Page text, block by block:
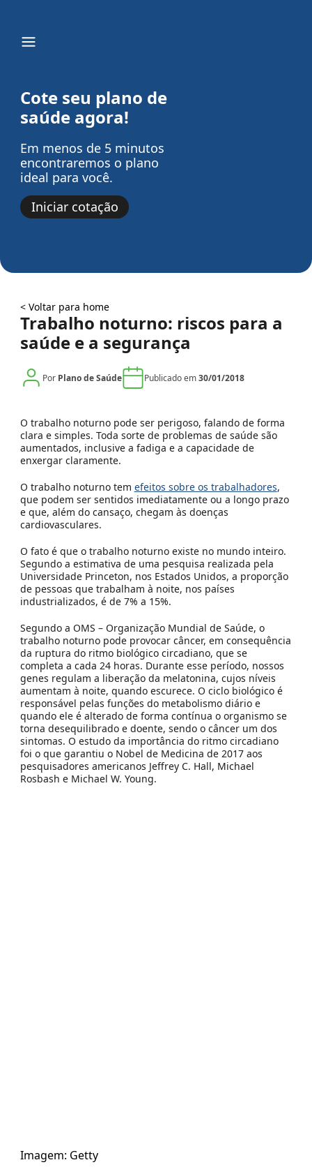
Cote seu plano de
saúde agora!
Em menos de 5 minutos
encontraremos o plano
ideal para você.
Iniciar cotação
< Voltar para home
Trabalho noturno: riscos para a
saúde e a segurança
Por Plano de Saúde Publicado em30/01/2018
O trabalho noturno pode ser perigoso, falando de forma
clara e simples. Toda sorte de problemas de saúde são
aumentados, inclusive a fadiga e a capacidade de
enxergar claramente.
O trabalho noturno tem efeitos sobre os trabalhadores,
que podem ser sentidos imediatamente ou a longo prazo
e que, além do cansaço, chegam às doenças
cardiovasculares.
O fato é que o trabalho noturno existe no mundo inteiro.
Segundo a estimativa de uma pesquisa realizada pela
Universidade Princeton, nos Estados Unidos, a proporção
de pessoas que trabalham à noite, nos países
industrializados, é de 7% a 15%.
Segundo a OMS – Organização Mundial de Saúde, o
trabalho noturno pode provocar câncer, em consequência
da ruptura do ritmo biológico circadiano, que se
completa a cada 24 horas. Durante esse período, nossos
genes regulam a liberação da melatonina, cujos níveis
aumentam à noite, quando escurece. O ciclo biológico é
responsável pelas funções do metabolismo diário e
quando ele é alterado de forma contínua o organismo se
torna desequilibrado e doente, sendo o câncer um dos
sintomas. O estudo da importância do ritmo circadiano
foi o que garantiu o Nobel de Medicina de 2017 aos
pesquisadores americanos Jeffrey C. Hall, Michael
Rosbash e Michael W. Young.
Imagem: Getty